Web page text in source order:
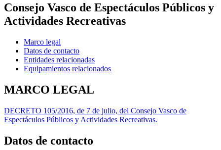
Consejo Vasco de Espectáculos Públicos y
Actividades Recreativas
Marco legal
Datos de contacto
Entidades relacionadas
Equipamientos relacionados
MARCO LEGAL
DECRETO 105/2016, de 7 de julio, del Consejo Vasco de
Espectáculos Públicos y Actividades Recreativas.
Datos de contacto